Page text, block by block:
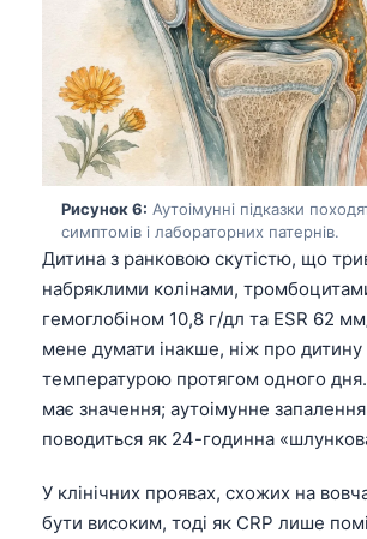
Рисунок 6: Аутоімунні підказки
симптомів і лабораторних патернів.
Дитина з ранковою скутістю, що
набряклими колінами,
гемоглобіном 10,8 г/дл та ESR 62
мене думати інакше, ніж про дитину
температурою протягом одного дня.
має значення; аутоімунне запалення
поводиться як 24-годинна
У клінічних проявах, схожих на
бути високим, тоді як CRP лише
كوردی‎
پښتو
سنڌي
සිංහල
Galego
Latviešu valoda
Македонски јазик
Euskara
Gàidhlig
Occitan
العربية المغربية
Afrikaans
Монгол